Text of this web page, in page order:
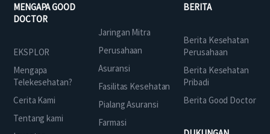
MENGAPA GOOD
DOCTOR
EKSPLOR
Mengapa
Telekesehatan?
Cerita Kami
Tentang kami
Jaringan Mitra
Perusahaan
Asuransi
Fasilitas Kesehatan
Pialang Asuransi
Farmasi
BERITA
Berita Kesehatan
Perusahaan
Berita Kesehatan
Pribadi
Berita Good Doctor